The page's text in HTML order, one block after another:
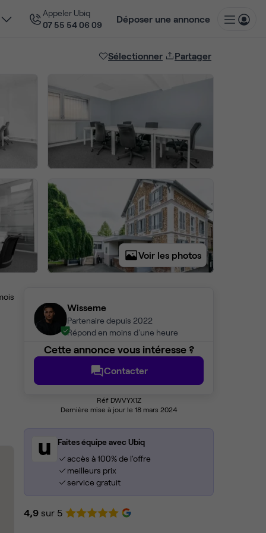
Appeler Ubiq
07 55 54 06 09
Déposer une annonce
Sélectionner Partager
Voir les photos
Wisseme
Partenaire depuis 2022
Répond en moins d'une heure
Cette annonce vous intéresse ?
Contacter
Réf DWVYX1Z
Dernière mise à jour le 18 mars 2024
Faites équipe avec Ubiq
accès à 100% de l'offre
meilleurs prix
service gratuit
4,9 sur 5